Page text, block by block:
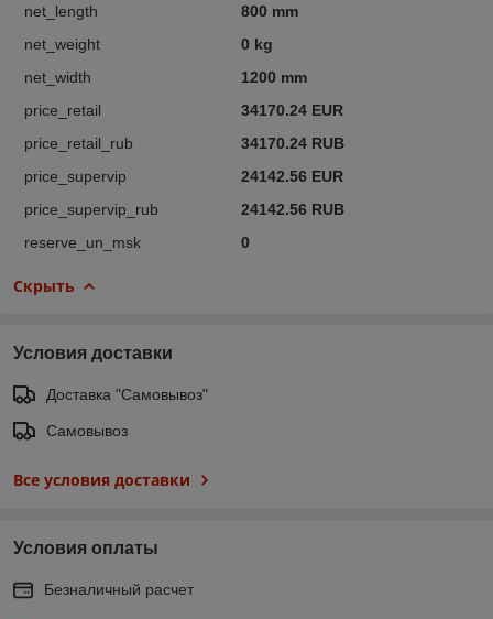
net_length
800 mm
net_weight
0 kg
net_width
1200 mm
price_retail
34170.24 EUR
price_retail_rub
34170.24 RUB
price_supervip
24142.56 EUR
price_supervip_rub
24142.56 RUB
reserve_un_msk
0
Скрыть
Условия доставки
Доставка "Самовывоз"
Самовывоз
Все условия доставки
Условия оплаты
Безналичный расчет